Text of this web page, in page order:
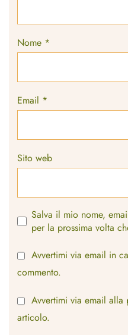
Nome *
Email *
Sito web
Salva il mio nome,
per la prossima volta
Avvertimi via email in
commento.
Avvertimi via email
articolo.